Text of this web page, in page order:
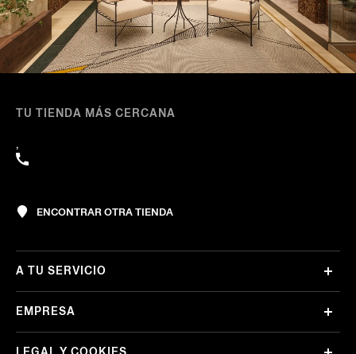
TU TIENDA MÁS CERCANA
,
ENCONTRAR OTRA TIENDA
A TU SERVICIO
EMPRESA